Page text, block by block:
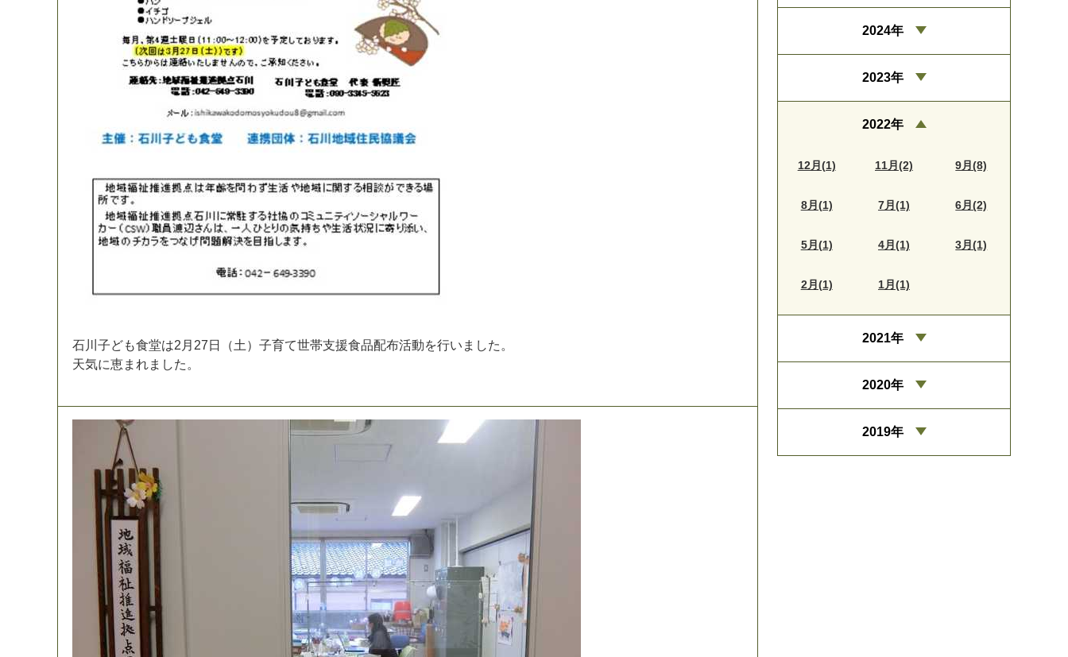
石川 子ども食堂は2 月 27 日 （土 ） 子育て世帯支援食品配布活動を行い ま した 。
天気に恵ま れま した 。
2024年
2023年
2022年
12月(1) 11月(2) 9月(8)
8月(1) 7月(1) 6月(2)
5月(1) 4月(1) 3月(1)
2月(1) 1月(1)
2021年
2020年
2019年